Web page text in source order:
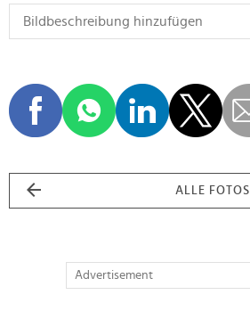
ALLE FOTOS
Advertisement